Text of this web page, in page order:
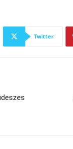
Twitter